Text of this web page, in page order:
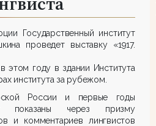
Государственный институт
проведет выставку «1917.
этом году в здании Института
института за рубежом.
России и первые годы
показаны через призму
и комментариев лингвистов